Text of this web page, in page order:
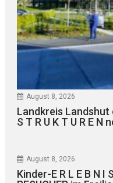
August 8, 2026
Landkreis Landshut
S T R U K T U R E N
August 8, 2026
Kinder-E R L E B N I